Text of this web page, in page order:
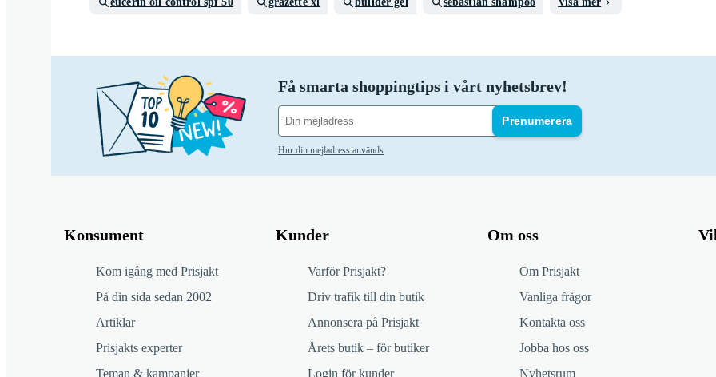
Få smarta shoppingtips i vårt nyhetsbrev!
Prenumerera
Hur din mejladress används
Konsument
Kom igång med Prisjakt
På din sida sedan 2002
Artiklar
Prisjakts experter
Teman & kampanjer
Kunder
Varför Prisjakt?
Driv trafik till din butik
Annonsera på Prisjakt
Årets butik – för butiker
Login för kunder
Om oss
Om Prisjakt
Vanliga frågor
Kontakta oss
Jobba hos oss
Nyhetsrum